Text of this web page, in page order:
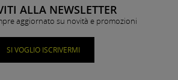
ALLA NEWSLETTER
aggiornato su novità e promozioni
SI VOGLIO ISCRIVERMI